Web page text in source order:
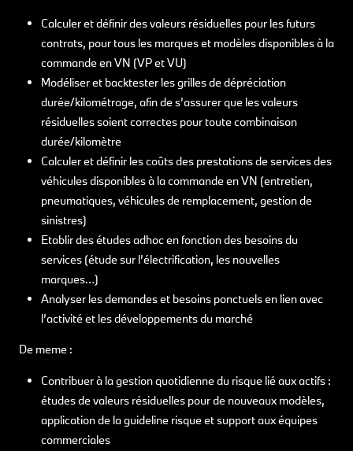
Calculer et définir des valeurs résiduelles pour les futurs
contrats, pour tous les marques et modèles disponibles à la
commande en VN (VP et VU)
Modéliser et backtester les grilles de dépréciation
durée/kilométrage, afin de s’assurer que les valeurs
résiduelles soient correctes pour toute combinaison
durée/kilomètre
Calculer et définir les coûts des prestations de services des
véhicules disponibles à la commande en VN (entretien,
pneumatiques, véhicules de remplacement, gestion de
sinistres)
Etablir des études adhoc en fonction des besoins du
services (étude sur l’électrification, les nouvelles
marques…)
Analyser les demandes et besoins ponctuels en lien avec
l’activité et les développements du marché
De meme :
Contribuer à la gestion quotidienne du risque lié aux actifs :
études de valeurs résiduelles pour de nouveaux modèles,
application de la guideline risque et support aux équipes
commerciales